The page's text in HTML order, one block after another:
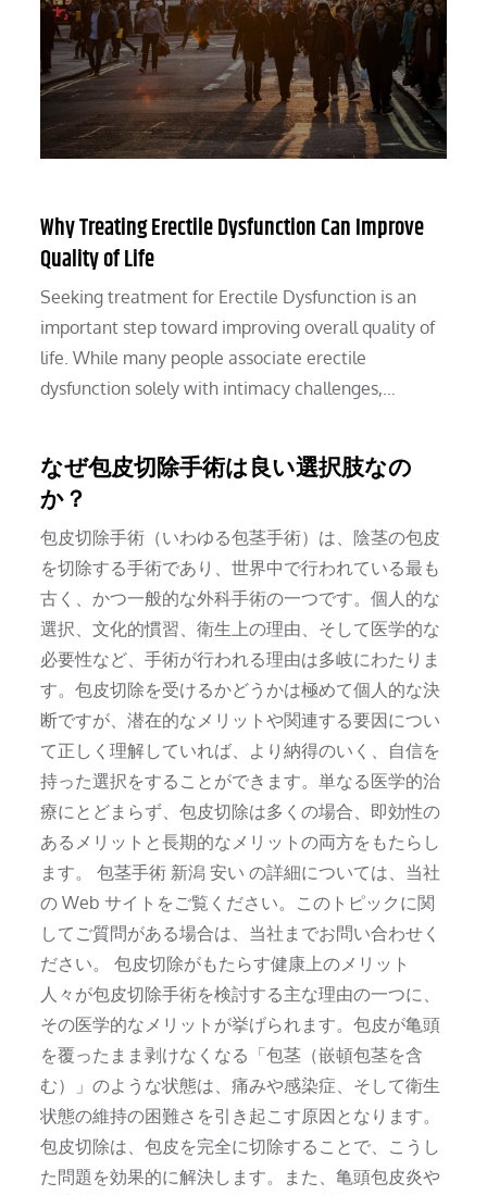
Why Treating Erectile Dysfunction Can Improve
Quality of Life
Seeking treatment for Erectile Dysfunction is an
important step toward improving overall quality of
life. While many people associate erectile
dysfunction solely with intimacy challenges,…
なぜ包皮切除手術は良い選択肢なの
か？
包皮切除手術（いわゆる包茎手術）は、陰茎の包皮
を切除する手術であり、世界中で行われている最も
古く、かつ一般的な外科手術の一つです。個人的な
選択、文化的慣習、衛生上の理由、そして医学的な
必要性など、手術が行われる理由は多岐にわたりま
す。包皮切除を受けるかどうかは極めて個人的な決
断ですが、潜在的なメリットや関連する要因につい
て正しく理解していれば、より納得のいく、自信を
持った選択をすることができます。単なる医学的治
療にとどまらず、包皮切除は多くの場合、即効性の
あるメリットと長期的なメリットの両方をもたらし
ます。 包茎手術 新潟 安い の詳細については、当社
の Web サイトをご覧ください。このトピックに関
してご質問がある場合は、当社までお問い合わせく
ださい。 包皮切除がもたらす健康上のメリット
人々が包皮切除手術を検討する主な理由の一つに、
その医学的なメリットが挙げられます。包皮が亀頭
を覆ったまま剥けなくなる「包茎（嵌頓包茎を含
む）」のような状態は、痛みや感染症、そして衛生
状態の維持の困難さを引き起こす原因となります。
包皮切除は、包皮を完全に切除することで、こうし
た問題を効果的に解決します。また、亀頭包皮炎や